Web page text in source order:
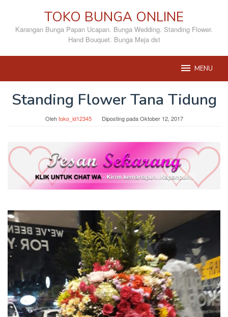
konten
TOKO BUNGA ONLINE
Karangan Bunga Papan Ucapan. Bunga Wedding. Standing Flower.
Hand Bouquet. Bunga Meja dst
MENU
Standing Flower Tana Tidung
Olehtoko_id12345 Diposting padaOktober 12, 2017